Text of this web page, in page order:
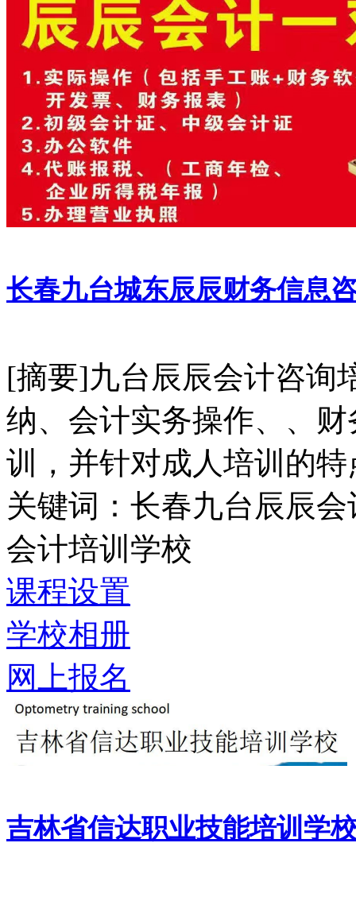
长春九台城东辰辰财务信息
[摘要]九台辰辰会计咨询
纳、会计实务操作、、
训，并针对成人培训的
关键词：长春九台辰辰
会计培训学校
课程设置
学校相册
网上报名
吉林省信达职业技能培训学